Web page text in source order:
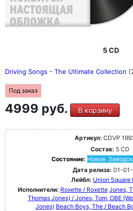
5 CD
Driving Songs - The Ultimate Collection
Под заказ
4999 руб. В корзину
Артикул: CDVP
Состав: 5 CD
Состояние: Новое.
Дата релиза: 01-
Лейбл: Union Square
Исполнители: Roxette / Roxette Jones,
Thomas Jones) / Jones, Tom, OBE
Jones) Beach Boys, The / Beach